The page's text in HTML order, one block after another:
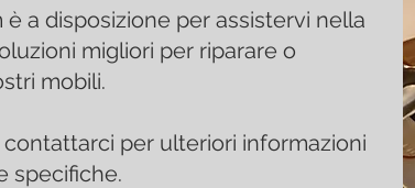
è a disposizione per assistervi nella
migliori per riparare o
mobili.
per ulteriori informazioni
specifiche.